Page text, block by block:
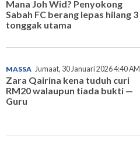
Mana Joh Wid? Penyokong
Sabah FC berang lepas hilang 3
tonggak utama
MASSA Jumaat, 30 Januari 2026 4:40 AM
Zara Qairina kena tuduh curi
RM20 walaupun tiada bukti —
Guru